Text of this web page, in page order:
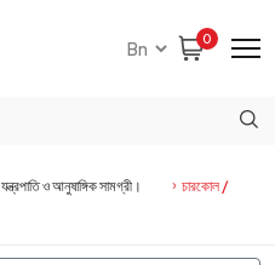
0
যন্ত্রপাতি ও আনুষাঙ্গিক সামগ্রী।
চারকোল /